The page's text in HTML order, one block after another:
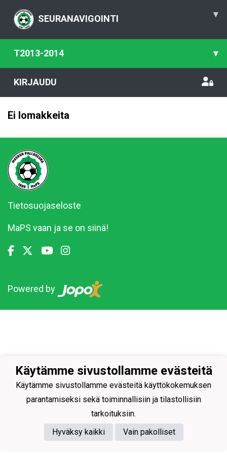
SEURANAVIGOINTI ▾
T2013-2014 ▾
KIRJAUDU
Ei lomakkeita
Tietosuojaseloste
MaPS vaan ja se on siinä!
Powered by
Käytämme sivustollamme evästeitä
Käytämme sivustollamme evästeitä käyttökokemuksen
parantamiseksi sekä toiminnallisiin ja tilastollisiin
tarkoituksiin.
Hyväksy kaikki
Vain pakolliset